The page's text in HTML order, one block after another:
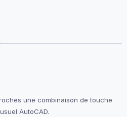
une combinaison de touche
AutoCAD.